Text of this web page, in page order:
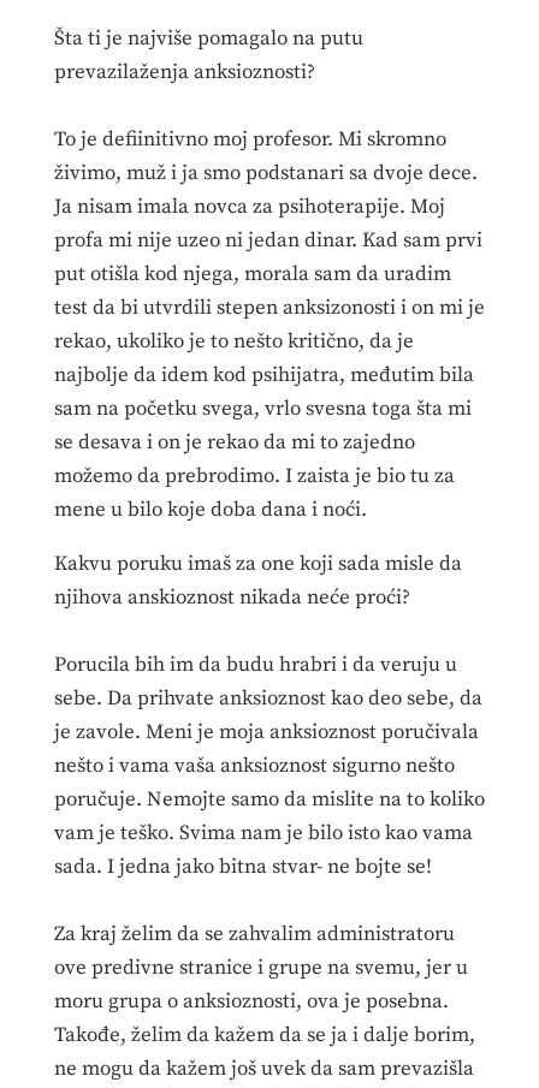
Šta ti je najviše pomagalo na putu
prevazilaženja anksioznosti?
To je defiinitivno moj profesor. Mi skromno
živimo, muž i ja smo podstanari sa dvoje dece.
Ja nisam imala novca za psihoterapije. Moj
profa mi nije uzeo ni jedan dinar. Kad sam prvi
put otišla kod njega, morala sam da uradim
test da bi utvrdili stepen anksizonosti i on mi je
rekao, ukoliko je to nešto kritično, da je
najbolje da idem kod psihijatra, međutim bila
sam na početku svega, vrlo svesna toga šta mi
se desava i on je rekao da mi to zajedno
možemo da prebrodimo. I zaista je bio tu za
mene u bilo koje doba dana i noći.
Kakvu poruku imaš za one koji sada misle da
njihova anskioznost nikada neće proći?
Porucila bih im da budu hrabri i da veruju u
sebe. Da prihvate anksioznost kao deo sebe, da
je zavole. Meni je moja anksioznost poručivala
nešto i vama vaša anksioznost sigurno nešto
poručuje. Nemojte samo da mislite na to koliko
vam je teško. Svima nam je bilo isto kao vama
sada. I jedna jako bitna stvar- ne bojte se!
Za kraj želim da se zahvalim administratoru
ove predivne stranice i grupe na svemu, jer u
moru grupa o anksioznosti, ova je posebna.
Takođe, želim da kažem da se ja i dalje borim,
ne mogu da kažem još uvek da sam prevazišla